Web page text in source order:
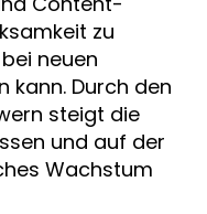
zu
neuen
kann. Durch den
steigt die
und auf der
Wachstum